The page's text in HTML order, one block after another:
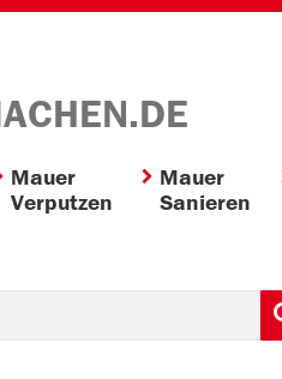
Mauer
Verputzen
Mauer
Sanieren